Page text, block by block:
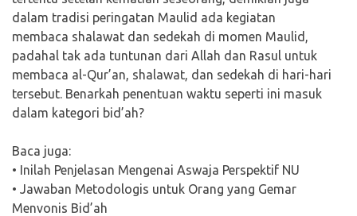
dalam tradisi peringatan Maulid ada kegiatan
membaca shalawat dan sedekah di momen Maulid,
padahal tak ada tuntunan dari Allah dan Rasul untuk
membaca al-Qur’an, shalawat, dan sedekah di hari-hari
tersebut. Benarkah penentuan waktu seperti ini masuk
dalam kategori bid’ah?
Baca juga:
• Inilah Penjelasan Mengenai Aswaja Perspektif NU
• Jawaban Metodologis untuk Orang yang Gemar
Menvonis Bid’ah